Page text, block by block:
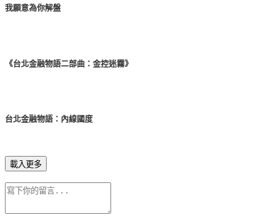
我願意為你解盤
《台北金融物語二部曲：金控迷霧》
台北金融物語：內線國度
載入更多